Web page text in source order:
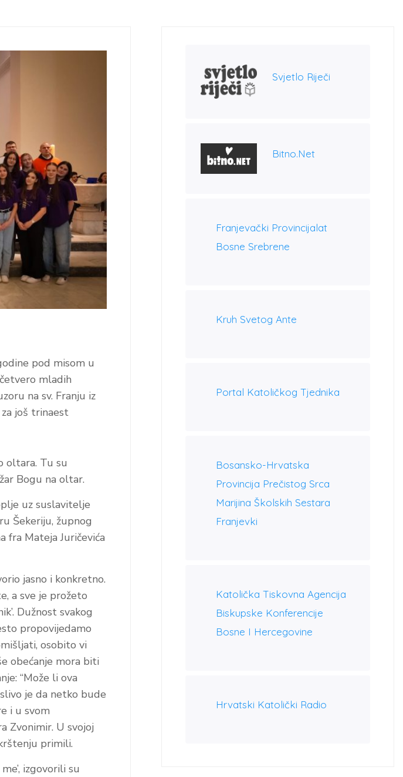
pod misom u
mladih
na sv. Franju iz
još trinaest
oltara. Tu su
Bogu na oltar.
uz suslavitelje
Šekeriju, župnog
fra Mateja Juričevića
jasno i konkretno.
a sve je prožeto
Dužnost svakog
propovijedamo
osobito vi
obećanje mora biti
“Može li ova
je da netko bude
i u svom
Zvonimir. U svojoj
primili.
izgovorili su
Svjetlo Riječi
Bitno.net
Franjevački Provincijalat
Bosne Srebrene
Kruh Svetog Ante
Portal Katoličkog Tjednika
Bosansko-Hrvatska
Provincija Prečistog Srca
Marijina Školskih Sestara
Franjevki
Katolička Tiskovna Agencija
Biskupske Konferencije
Bosne I Hercegovine
Hrvatski Katolički Radio